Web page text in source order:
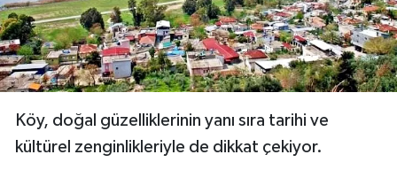
Köy, doğal güzelliklerinin yanı sıra tarihi ve
kültürel zenginlikleriyle de dikkat çekiyor.